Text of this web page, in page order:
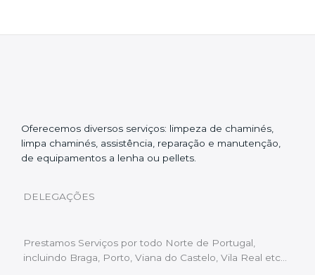
Oferecemos diversos serviços: limpeza de chaminés,
limpa chaminés, assistência, reparação e manutenção,
de equipamentos a lenha ou pellets.
DELEGAÇÕES
Prestamos Serviços por todo Norte de Portugal,
incluindo Braga, Porto, Viana do Castelo, Vila Real etc…